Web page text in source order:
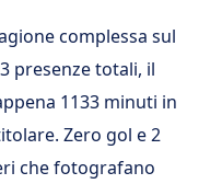
complessa sul
presenze totali, il
1133 minuti in
Zero gol e 2
che fotografano